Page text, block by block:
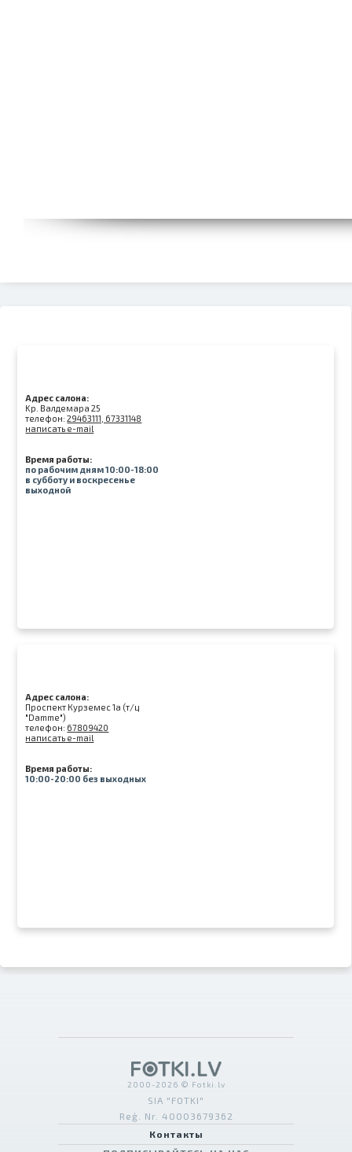
Адрес салона:
Kр. Валдемара 25
телефон:29463111, 67331148
написать e-mail
Время работы:
по рабочим дням 10:00-18:00
в субботу и воскресенье
выходной
Адрес салона:
Проспект Курземес 1а (т/ц
"Damme")
телефон: 67809420
написать e-mail
Время работы:
10:00-20:00 без выходных
2000-2026 © Fotki.lv
SIA "FOTKI"
Reģ. Nr. 40003679362
Контакты